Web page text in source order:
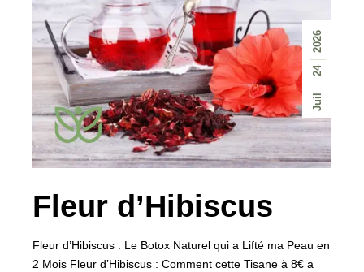
Juil
24
2026
Fleur d’Hibiscus
Fleur d’Hibiscus : Le Botox Naturel qui a Lifté ma Peau en
2 Mois Fleur d’Hibiscus : Comment cette Tisane à 8€ a